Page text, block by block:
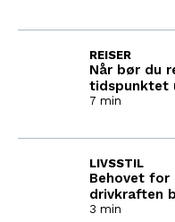
Når bør du
tidspunktet
REISER
7 min
Behovet for
drivkraften
LIVSSTIL
3 min